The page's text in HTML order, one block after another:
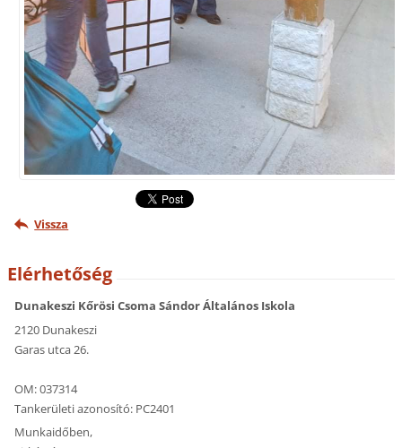
Vissza
Elérhetőség
Dunakeszi Kőrösi Csoma Sándor Általános Iskola
2120 Dunakeszi
Garas utca 26.
OM: 037314
Tankerületi azonosító: PC2401
Munkaidőben,